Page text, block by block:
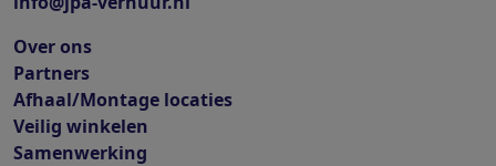
Over ons
Partners
Afhaal/Montage locaties
Veilig winkelen
Samenwerking